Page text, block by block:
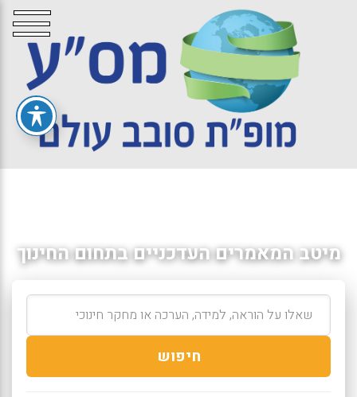
מיטב המאמרים העדכניים בתחום החינוך
חיפוש